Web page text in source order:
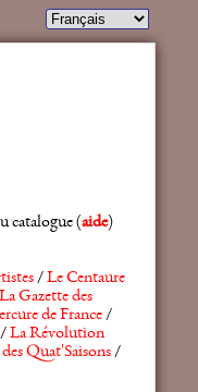
catalogue (aide)
/Le Centaure
La Gazette des
de France/
/La Révolution
Quat'Saisons/